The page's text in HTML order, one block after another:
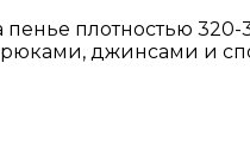
плотностью 320-
джинсами и